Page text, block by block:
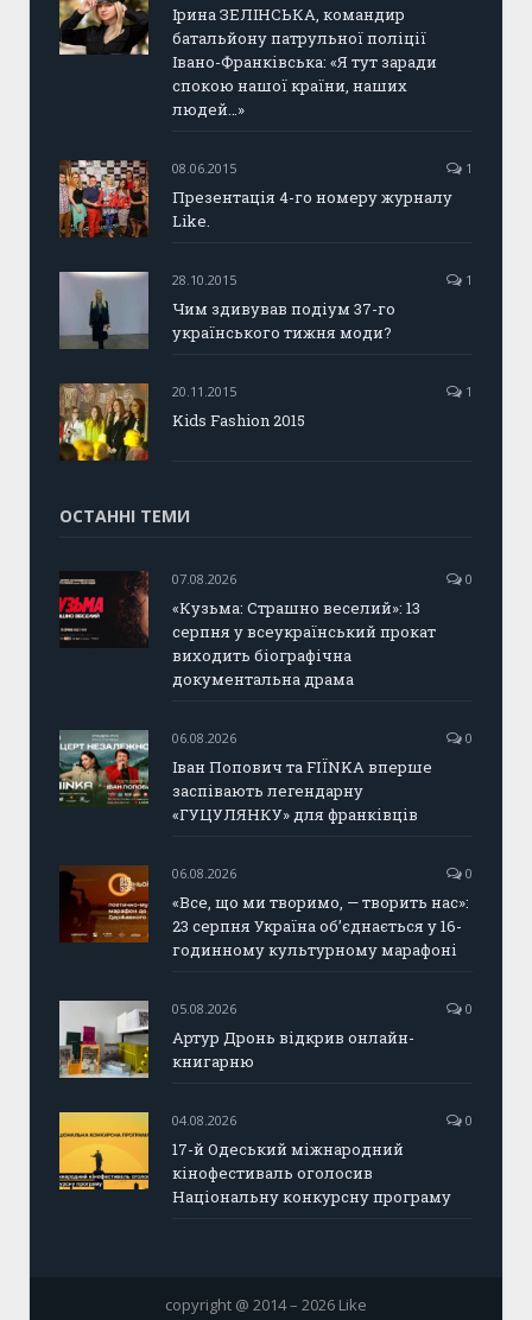
Ірина ЗЕЛІНСЬКА, командир
батальйону патрульної поліції
Івано-Франківська: «Я тут заради
спокою нашої країни, наших
людей…»
08.06.2015 1
Презентація 4-го номеру журналу
Like.
28.10.2015 1
Чим здивував подіум 37-го
українського тижня моди?
20.11.2015 1
Kids Fashion 2015
ОСТАННІ ТЕМИ
07.08.2026 0
«Кузьма: Страшно веселий»: 13
серпня у всеукраїнський прокат
виходить біографічна
документальна драма
06.08.2026 0
Іван Попович та FIÏNKA вперше
заспівають легендарну
«ГУЦУЛЯНКУ» для франківців
06.08.2026 0
«Все, що ми творимо, — творить нас»:
23 серпня Україна об’єднається у 16-
годинному культурному марафоні
05.08.2026 0
Артур Дронь відкрив онлайн-
книгарню
04.08.2026 0
17-й Одеський міжнародний
кінофестиваль оголосив
Національну конкурсну програму
copyright @ 2014 – 2026 Like